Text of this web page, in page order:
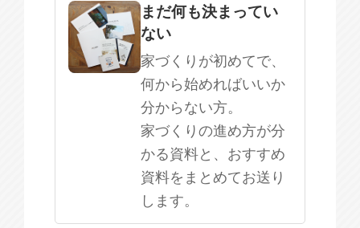
まだ何も決まってい
ない
家づくりが初めてで、
何から始めればいいか
分からない方。
家づくりの進め方が分
かる資料と、おすすめ
資料をまとめてお送り
します。